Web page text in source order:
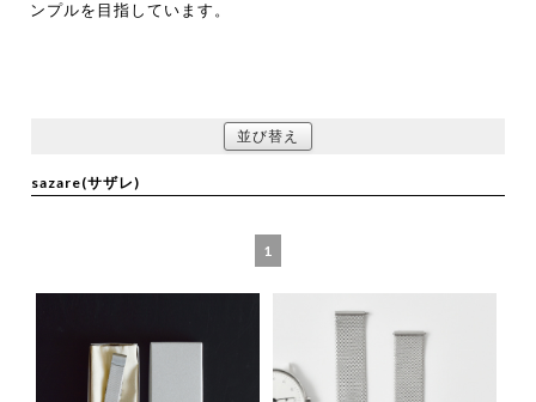
ンプルを目指しています。
並び替え
sazare(サザレ)
1